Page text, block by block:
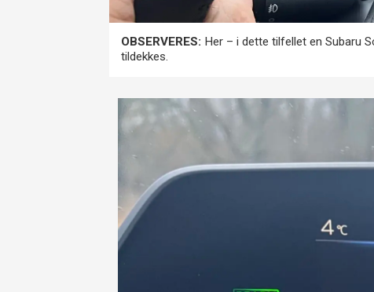
OBSERVERES: Her – i dette tilfellet en Subaru
tildekkes.